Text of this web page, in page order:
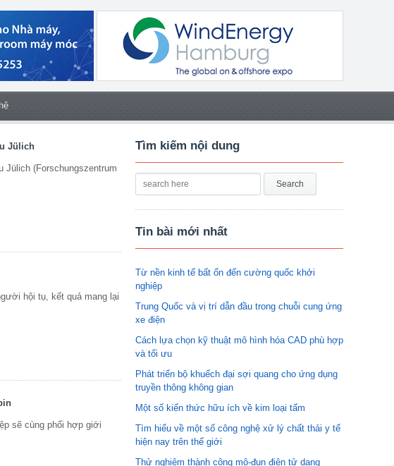
Jülich
Jülich (Forschungszentrum
hội tụ, kết quả mang lại
sẽ cùng phối hợp giới
Tìm kiếm nội dung
Tin bài mới nhất
Từ nền kinh tế bất ổn đến cường quốc khởi
nghiệp
Trung Quốc và vị trí dẫn đầu trong chuỗi cung ứng
xe điện
Cách lựa chọn kỹ thuật mô hình hóa CAD phù hợp
và tối ưu
Phát triển bộ khuếch đại sợi quang cho ứng dụng
truyền thông không gian
Một số kiến thức hữu ích về kim loại tấm
Tìm hiểu về một số công nghệ xử lý chất thải y tế
hiện nay trên thế giới
Thử nghiệm thành công mô-đun điện tử dạng